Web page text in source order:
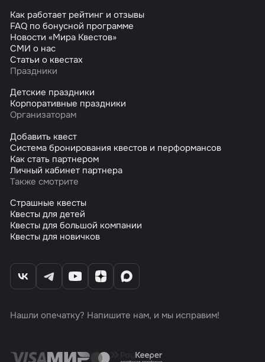
Как работает рейтинг и отзывы
FAQ по бонусной программе
Новости «Мира Квестов»
СМИ о нас
Статьи о квестах
Праздники
Детские праздники
Корпоративные праздники
Организаторам
Добавить квест
Система бронирования квестов и перформансов
Как стать партнером
Личный кабинет партнера
Также смотрите
Страшные квесты
Квесты для детей
Квесты для большой компании
Квесты для новичков
Нашли опечатку? Напишите нам, и мы исправим!